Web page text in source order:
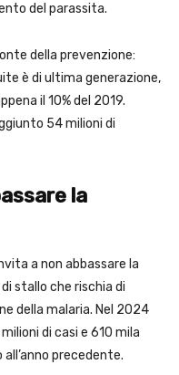
del parassita.
della prevenzione:
è di ultima generazione,
il 10% del 2019.
54 milioni di
la
a non abbassare la
stallo che rischia di
della malaria. Nel 2024
di casi e 610 mila
precedente.